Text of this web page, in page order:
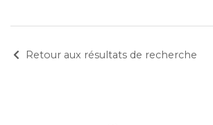
Retour aux résultats de recherche